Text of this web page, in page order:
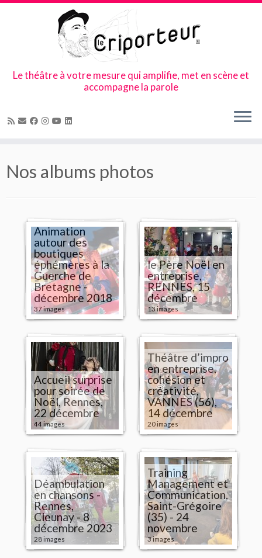
content
Le théâtre à votre mesure qui amplifie, met en scène et
accompagne la parole
Nos albums photos
Animation
autour des
boutiques
éphémères à la
Guerche de
Bretagne -
décembre 2018
37 images
le Père Noël en
entreprise,
RENNES, 15
décembre
13 images
Accueil surprise
pour soirée de
Noël, Rennes,
22 décembre
44 images
Théâtre d’impro
en entreprise,
cohésion et
créativité,
VANNES (56),
14 décembre
20 images
Déambulation
en chansons -
Rennes,
Cleunay - 8
décembre 2023
28 images
Training
Management et
Communication,
Saint-Grégoire
(35) - 24
novembre
3 images